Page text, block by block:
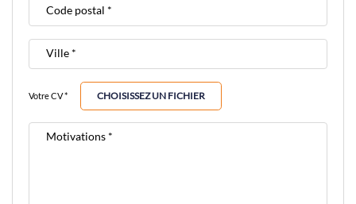
Code postal *
Ville *
Votre CV * CHOISISSEZ UN FICHIER
Motivations *